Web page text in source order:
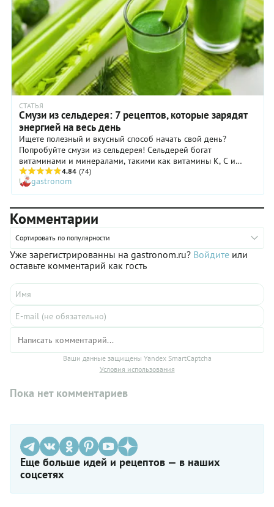
СТАТЬЯ
Смузи из сельдерея: 7 рецептов, которые зарядят
энергией на весь день
Ищете полезный и вкусный способ начать свой день?
Попробуйте смузи из сельдерея! Сельдерей богат
витаминами и минералами, такими как витамины К, С и
калий, которые помогают укрепить иммунную систему и
поддерживать нормальную работу организма. Кроме того,
это отличный источник клетчатки, которая способствует
пищеварению и помогает чувствовать себя сытым и бодрым
в течение дня. Смузи из сельдерея универсален, и вы можете
смешивать и сочетать различные ингредиенты, чтобы
создать свой собственный уникальный вкус. И, что самое
приятное, его невероятно легко приготовить!
4.84 (74)
gastronom
Комментарии
Сортировать по популярности
Уже зарегистрированны на gastronom.ru? Войдите или
оставьте комментарий как гость
Ваши данные защищены Yandex SmartCaptcha
Условия использования
Пока нет комментариев
Еще больше идей и рецептов — в наших
соцсетях